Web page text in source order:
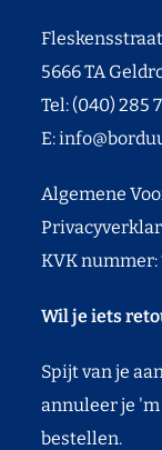
5666 TA
Tel: (040) 285
E:
Algemene
KVK nummer:
Wil je iets
Spijt van je
annuleer je
bestellen.